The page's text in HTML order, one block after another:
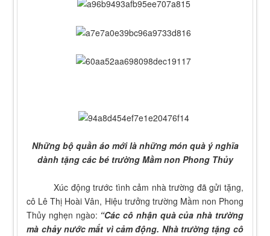
Những bộ quần áo mới là những món quà ý nghĩa
dành tặng các bé trường Mầm non Phong Thủy
Xúc động trước tình cảm nhà trường đã gửi tặng,
cô Lê Thị Hoài Vân, Hiệu trưởng trường Mầm non Phong
Thủy nghẹn ngào: “Các cô nhận quà của nhà trường
mà chảy nước mắt vì cảm động. Nhà trường tặng cô